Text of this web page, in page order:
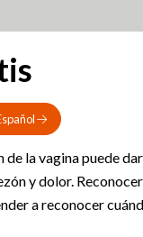
de la vagina puede
y dolor.
a reconocer